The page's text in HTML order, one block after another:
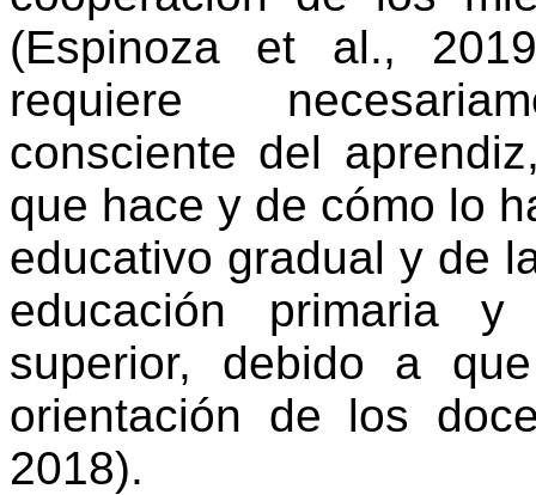
(Espinoza et al.,
requiere
consciente del aprendiz
que hace y de cómo lo
educativo gradual y de
educación
primariay
superior, debido a
orientación de los
2018).